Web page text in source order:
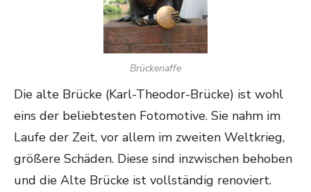
Brückenaffe
Die alte Brücke (Karl-Theodor-Brücke) ist wohl
eins der beliebtesten Fotomotive. Sie nahm im
Laufe der Zeit, vor allem im zweiten Weltkrieg,
größere Schäden. Diese sind inzwischen behoben
und die Alte Brücke ist vollständig renoviert.